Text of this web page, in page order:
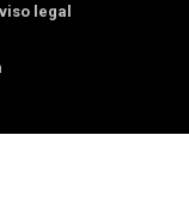
legal